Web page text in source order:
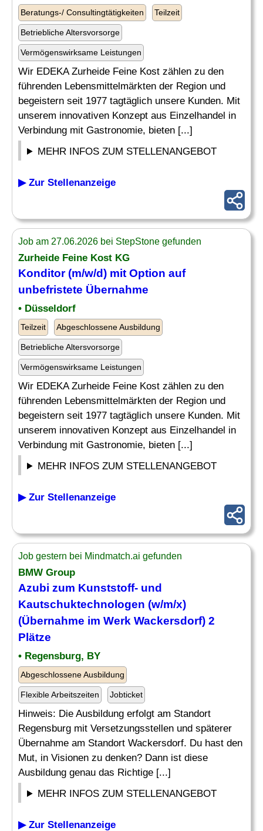
Beratungs-/ Consultingtätigkeiten Teilzeit
Betriebliche Altersvorsorge
Vermögenswirksame Leistungen
Wir EDEKA Zurheide Feine Kost zählen zu den
führenden Lebensmittelmärkten der Region und
begeistern seit 1977 tagtäglich unsere Kunden. Mit
unserem innovativen Konzept aus Einzelhandel in
Verbindung mit Gastronomie, bieten [...]
MEHR INFOS ZUM STELLENANGEBOT
▶ Zur Stellenanzeige
Job am 27.06.2026 bei StepStone gefunden
Zurheide Feine Kost KG
Konditor (m/w/d) mit Option auf
unbefristete Übernahme
• Düsseldorf
Teilzeit Abgeschlossene Ausbildung
Betriebliche Altersvorsorge
Vermögenswirksame Leistungen
Wir EDEKA Zurheide Feine Kost zählen zu den
führenden Lebensmittelmärkten der Region und
begeistern seit 1977 tagtäglich unsere Kunden. Mit
unserem innovativen Konzept aus Einzelhandel in
Verbindung mit Gastronomie, bieten [...]
MEHR INFOS ZUM STELLENANGEBOT
▶ Zur Stellenanzeige
Job gestern bei Mindmatch.ai gefunden
BMW Group
Azubi zum Kunststoff- und
Kautschuktechnologen (w/m/x)
(Übernahme im Werk Wackersdorf) 2
Plätze
• Regensburg, BY
Abgeschlossene Ausbildung
Flexible Arbeitszeiten Jobticket
Hinweis: Die Ausbildung erfolgt am Standort
Regensburg mit Versetzungsstellen und späterer
Übernahme am Standort Wackersdorf. Du hast den
Mut, in Visionen zu denken? Dann ist diese
Ausbildung genau das Richtige [...]
MEHR INFOS ZUM STELLENANGEBOT
▶ Zur Stellenanzeige